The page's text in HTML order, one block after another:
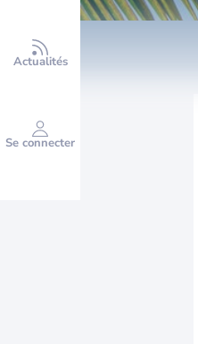
Actualités
Se connecter